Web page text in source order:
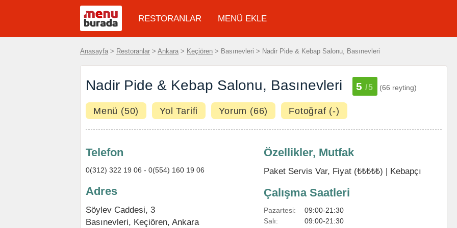
RESTORANLAR MENÜ EKLE
Anasayfa > Restoranlar > Ankara > Keçiören > Basınevleri > Nadir Pide & Kebap Salonu, Basınevleri
Nadir Pide & Kebap Salonu, Basınevleri 5 /5 (66 reyting)
Menü (50) Yol Tarifi Yorum (66) Fotoğraf (-)
Telefon
0(312) 322 19 06 - 0(554) 160 19 06
Adres
Söylev Caddesi, 3
Basınevleri, Keçiören, Ankara
Özellikler, Mutfak
Paket Servis Var, Fiyat (₺₺₺₺₺) | Kebapçı
Çalışma Saatleri
Pazartesi:
09:00-21:30
Salı:
09:00-21:30